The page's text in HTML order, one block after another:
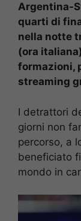
Argentina-
quarti di
nella notte
(ora
formazioni,
streaming
I detrattori
giorni non
percorso, a
beneficiato
mondo in